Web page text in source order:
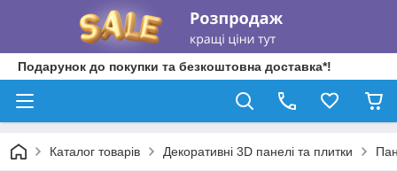
Подарунок до покупки та безкоштовна доставка*!
Каталог товарів Декоративні 3D панелі та плитки